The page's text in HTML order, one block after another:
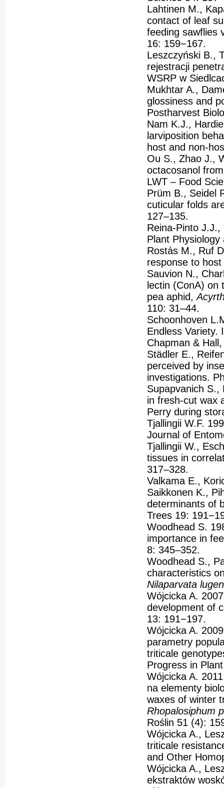
Lahtinen M.,
contact of leaf
feeding sawflies
16: 159−167.
Leszczyński B.,
rejestracji
WSRP w
Mukhtar A.,
glossiness and
Postharvest
Nam K.J.,
larviposition
host and non-
Ou S., Zhao J.,
octacosanol
LWT – Food
Prüm B., Seidel
cuticular folds
127–135.
Reina-Pinto
Plant
Rostás M., Ruf
response to
Sauvion N.,
lectin (ConA) on
pea aphid,
110: 31–44.
Schoonhoven
Endless Variety.
Chapman &
Städler E.,
perceived by
investigations.
Supapvanich S.,
in fresh-cut wax
Perry during
Tjallingii W.F.
Journal of
Tjallingii W.,
tissues in
317–328.
Valkama E.,
Saikkonen K.,
determinants of
Trees 19:
Woodhead S.
importance in
8: 345–352.
Woodhead S.,
characteristics
Nilaparvata
Wójcicka A.
development of
13: 191−197.
Wójcicka A.
parametry
triticale
Progress in
Wójcicka A.
na elementy
waxes of winter
Rhopalosiphum
Roślin 51 (4):
Wójcicka A.,
triticale
and Other
Wójcicka A.,
ekstraktów